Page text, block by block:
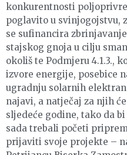
konkurentnosti
poglavito u svinjogojstvu,
se sufinancira
stajskog gnoja u cilju
okoliš te Podmjeru 4.1.3.,
izvore energije, posebice
ugradnju solarnih
najavi, a natječaj za njih
sljedeće godine, tako da
sada trebali početi
prijaviti svoje projekte –